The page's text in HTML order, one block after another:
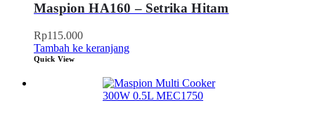
Maspion HA160 – Setrika Hitam
Rp115.000
Tambah ke keranjang
Quick View